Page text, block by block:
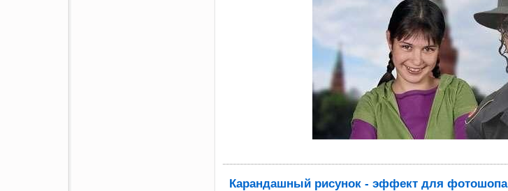
Карандашный рисунок - эффект для фотошопа